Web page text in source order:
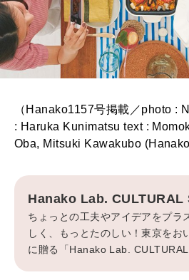
（Hanako1157号掲載／photo :
: Haruka Kunimatsu text :
Oba, Mitsuki Kawakubo (Hanako
Hanako Lab. CULTURAL
ちょっとの工夫やアイデアをプラ
しく、もっとたのしい！東京をお
に贈る「Hanako Lab. CULTURAL